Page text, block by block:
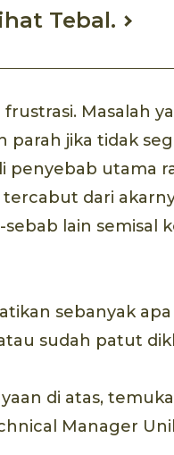
Tebal.
Masalah
jika tidak
penyebab utama
dari
lain semisal
sebanyak
sudah patut
di atas,
Manager